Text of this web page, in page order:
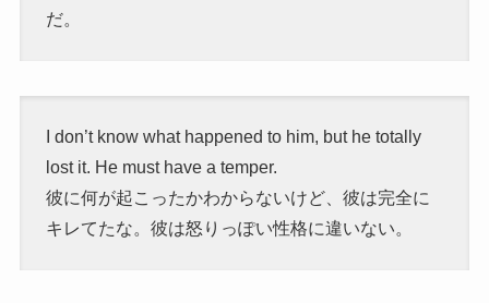
だ。
I don’t know what happened to him, but he totally
lost it. He must have a temper.
彼に何が起こったかわからないけど、彼は完全に
キレてたな。彼は怒りっぽい性格に違いない。